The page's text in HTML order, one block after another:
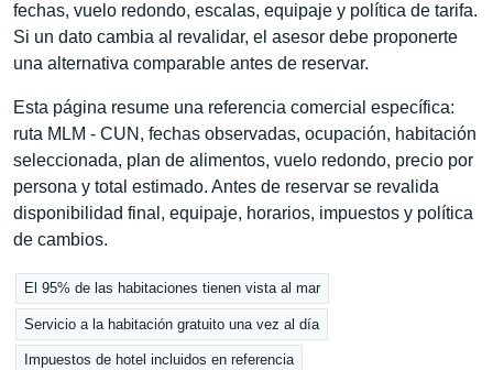
fechas, vuelo redondo, escalas, equipaje y política de tarifa.
Si un dato cambia al revalidar, el asesor debe proponerte
una alternativa comparable antes de reservar.
Esta página resume una referencia comercial específica:
ruta MLM - CUN, fechas observadas, ocupación, habitación
seleccionada, plan de alimentos, vuelo redondo, precio por
persona y total estimado. Antes de reservar se revalida
disponibilidad final, equipaje, horarios, impuestos y política
de cambios.
El 95% de las habitaciones tienen vista al mar
Servicio a la habitación gratuito una vez al día
Impuestos de hotel incluidos en referencia